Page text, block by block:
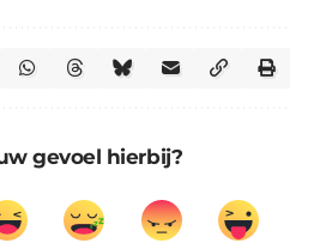
gevoel hierbij?